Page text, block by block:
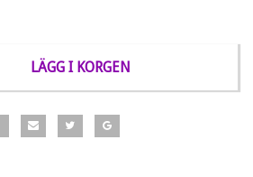
LÄGG I KORGEN